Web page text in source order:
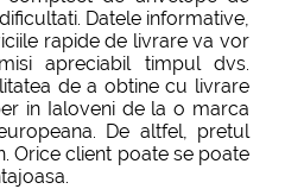
Datele informative,
rapide de livrare va vor
apreciabil timpul dvs.
de a obtine cu livrare
in Ialoveni de la o marca
De altfel, pretul
Orice client poate se poate